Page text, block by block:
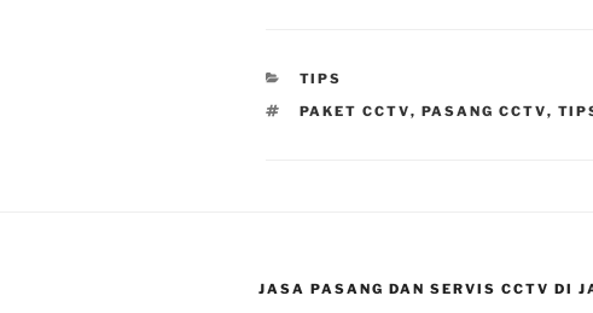
CATEGORIES
TIPS
TAGS
PAKET CCTV, PASANG CCTV,
JASA PASANG DAN SERVIS CCTV DI